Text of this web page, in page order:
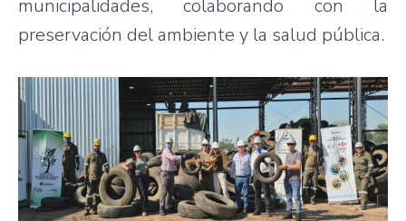
municipalidades, colaborando con la
preservación del ambiente y la salud pública.